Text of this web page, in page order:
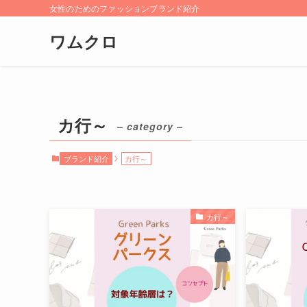
女性のためのファッションブランド紹介
ワムクロ
カ行～ – category –
ブランド紹介 カ行～
カ行～